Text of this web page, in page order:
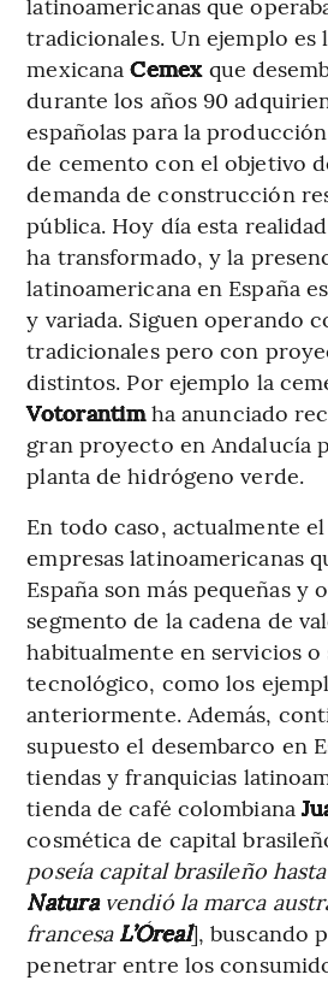
tradicionales. Un ejemplo es
mexicanaCemexque
durante los años 90
españolas para la
de cemento con el objetivo
demanda de construcción
pública. Hoy día esta
ha transformado, y la
latinoamericana en España
y variada. Siguen operando
tradicionales pero con
distintos. Por ejemplo la
Votorantimha anunciado
gran proyecto en Andalucía
planta de hidrógeno verde.
En todo caso, actualmente
empresas latinoamericanas
España son más pequeñas y
segmento de la cadena de
habitualmente en servicios
tecnológico, como los
anteriormente. Además,
supuesto el desembarco en
tiendas y franquicias
tienda de café colombiana
cosmética de capital
poseía capital brasileño
Natura vendió la marca
francesaL’Óreal], buscando
penetrar entre los